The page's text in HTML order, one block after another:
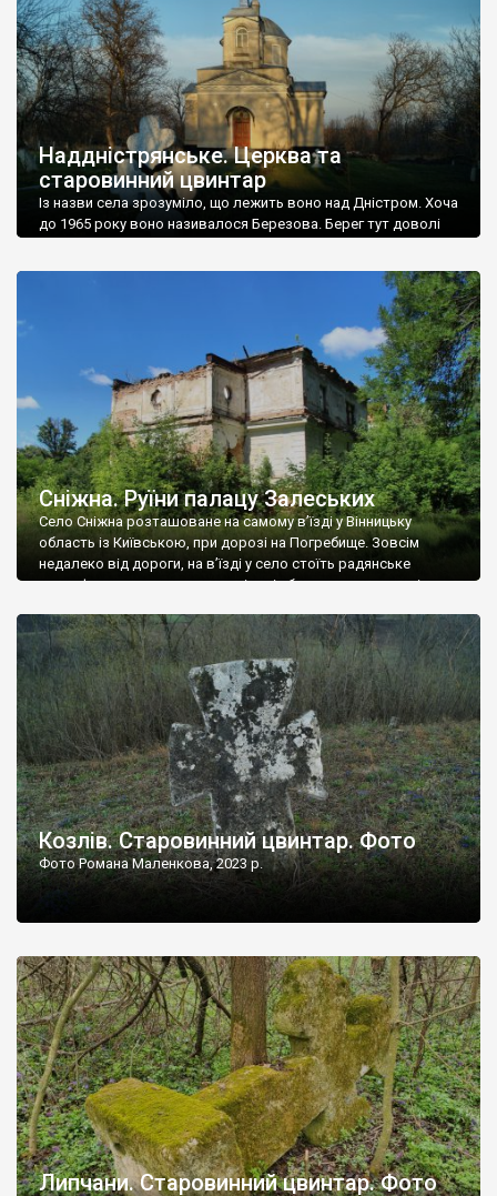
український. Хрести датуються 19 століттям. У 1924-1940
роках Болган […]
Наддністрянське. Церква та
старовинний цвинтар
Із назви села зрозуміло, що лежить воно над Дністром. Хоча
до 1965 року воно називалося Березова. Берег тут доволі
Наддністрянське відрізняється від більшості навколишніх
сіл. У селі є мурована Михайлівська церква. Точної дати […]
Сніжна. Руїни палацу Залеських
Село Сніжна розташоване на самому в’їзді у Вінницьку
область із Київською, при дорозі на Погребище. Зовсім
недалеко від дороги, на в’їзді у село стоїть радянське
рельєфне пано, яке показує жінку і яблуню, а трохи далі, десь
не видно, але видно дві стареньких колії у траві – […]
Козлів. Старовинний цвинтар. Фото
Фото Романа Маленкова, 2023 р.
Липчани. Старовинний цвинтар. Фото